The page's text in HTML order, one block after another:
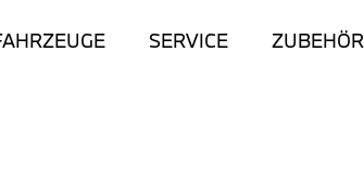
SERVICE ZUBEHÖR